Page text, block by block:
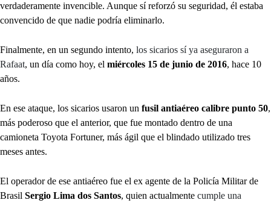
verdaderamente invencible. Aunque sí reforzó su seguridad, él estaba
convencido de que nadie podría eliminarlo.
Finalmente, en un segundo intento, los sicarios sí ya aseguraron a
Rafaat, un día como hoy, el miércoles 15 de junio de 2016, hace 10
años.
En ese ataque, los sicarios usaron un fusil antiaéreo calibre punto 50,
más poderoso que el anterior, que fue montado dentro de una
camioneta Toyota Fortuner, más ágil que el blindado utilizado tres
meses antes.
El operador de ese antiaéreo fue el ex agente de la Policía Militar de
Brasil Sergio Lima dos Santos, quien actualmente cumple una